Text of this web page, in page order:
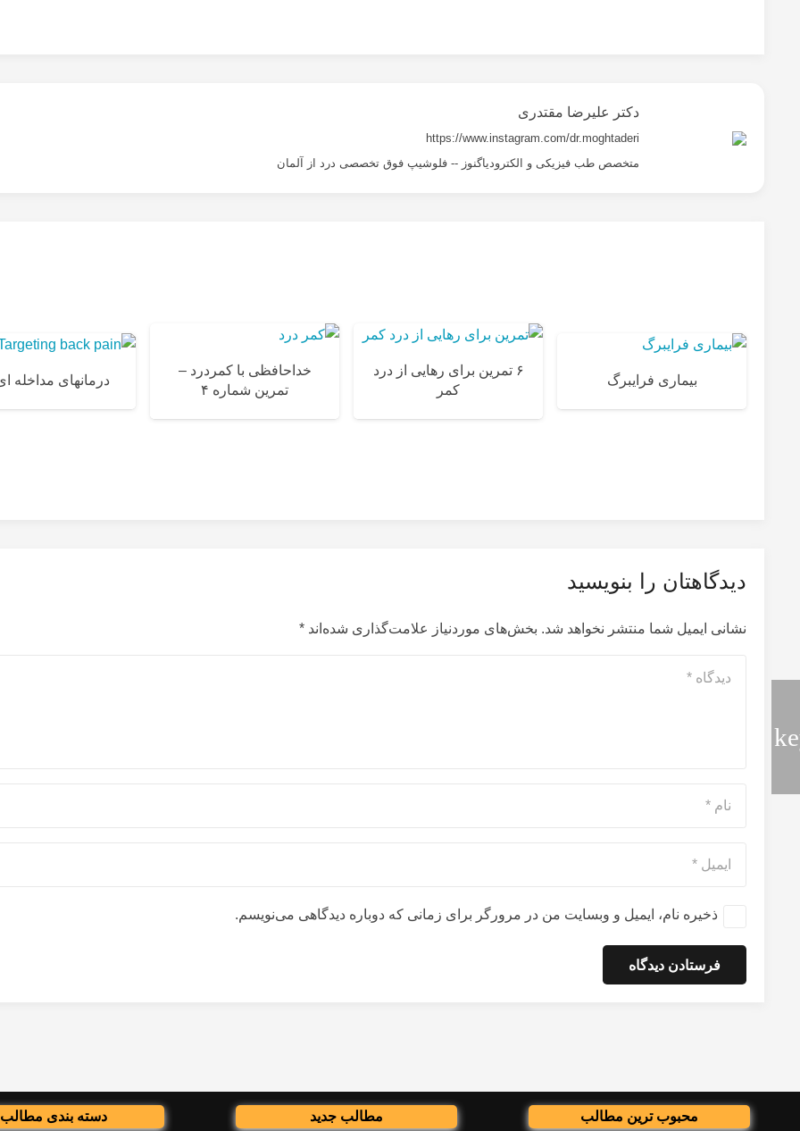
دکتر علیرضا مقتدری
https://www.instagram.com/dr.moghtaderi
متخصص طب فیزیکی و الکترودیاگنوز -- فلوشیپ فوق تخصصی درد از آلمان
بیماری فرایبرگ
۶ تمرین برای رهایی از درد
کمر
خداحافظی با کمردرد –
تمرین شماره ۴
درمانهای مداخله
دیدگاهتان را بنویسید
نشانی ایمیل شما منتشر نخواهد شد. بخش‌های موردنیاز علامت‌گذاری شده‌اند *
ذخیره نام، ایمیل و وبسایت من در مرورگر برای زمانی که دوباره دیدگاهی می‌نویسم.
فرستادن دیدگاه
محبوب ترین مطالب مطالب جدید دسته بندی مطالب